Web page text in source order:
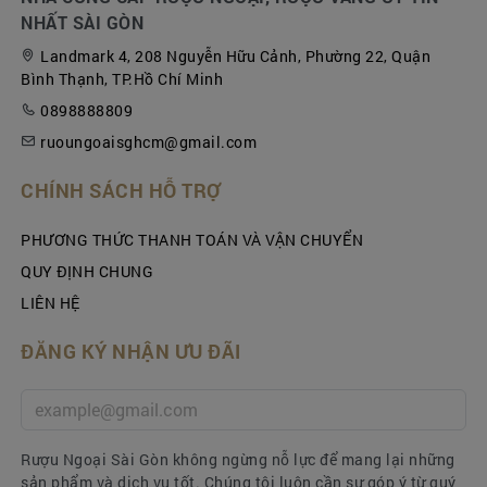
BIẾU TẾT
cốc sau đó chưng cất bằng các nồi đồng để nồng
NHẤT SÀI GÒN
Landmark 4, 208 Nguyễn Hữu Cảnh, Phường 22, Quận
Bình Thạnh, TP.Hồ Chí Minh
0898888809
ruoungoaisghcm@gmail.com
CHÍNH SÁCH HỖ TRỢ
PHƯƠNG THỨC THANH TOÁN VÀ VẬN CHUYỂN
QUY ĐỊNH CHUNG
LIÊN HỆ
ĐĂNG KÝ NHẬN ƯU ĐÃI
Rượu Ngoại Sài Gòn không ngừng nỗ lực để mang lại những
sản phẩm và dịch vụ tốt. Chúng tôi luôn cần sự góp ý từ quý